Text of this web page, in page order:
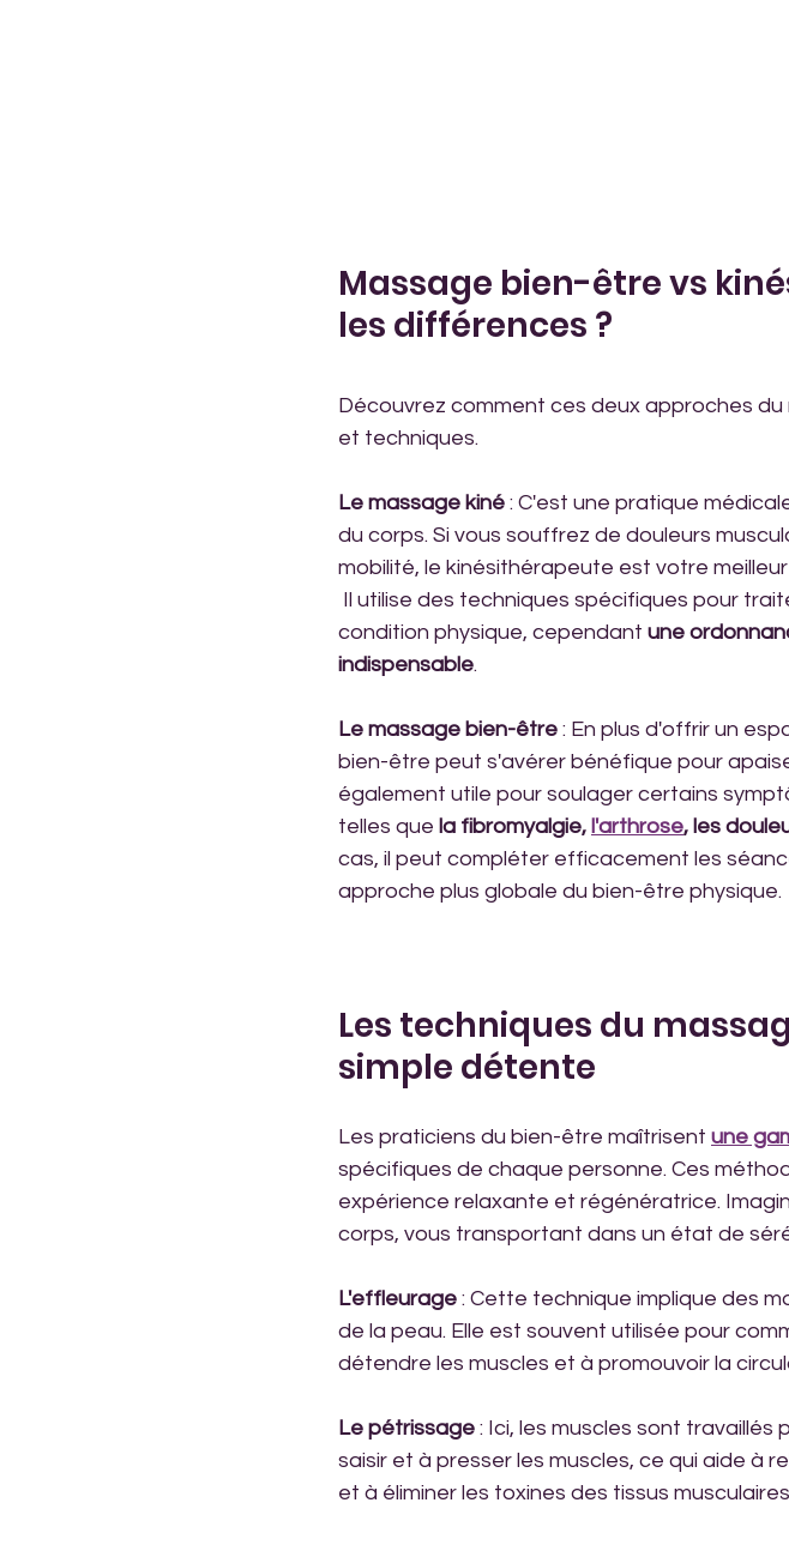
Massage bien-être vs
les différences ?
Découvrez comment ces deux approches
et techniques.
Le massage kiné : C'est une pratique
du corps. Si vous souffrez de douleurs
mobilité, le kinésithérapeute est votre meilleur
condition physique, cependant une
indispensable.
Le massage bien-être : En plus d'offrir un
bien-être peut s'avérer bénéfique pour
également utile pour soulager certains
telles que la fibromyalgie, l'arthrose, les
cas, il peut compléter efficacement les
approche plus globale du bien-être physique.
Les techniques du
simple détente
Les praticiens du bien-être maîtrisent une
spécifiques de chaque personne. Ces
expérience relaxante et régénératrice.
corps, vous transportant dans un état de
L'effleurage : Cette technique implique des
de la peau. Elle est souvent utilisée pour
détendre les muscles et à promouvoir la
Le pétrissage : Ici, les muscles sont
saisir et à presser les muscles, ce qui aide à
et à éliminer les toxines des tissus